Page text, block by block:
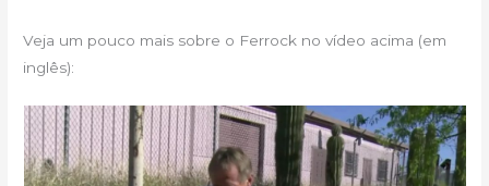
Veja um pouco mais sobre o Ferrock no vídeo acima (em
inglês):